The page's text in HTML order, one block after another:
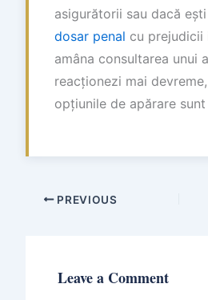
asigurătorii sau dacă
dosar penal cu prejudicii
amâna consultarea unui
reacționezi mai
opțiunile de apărare
PREVIOUS
Leave a Comment